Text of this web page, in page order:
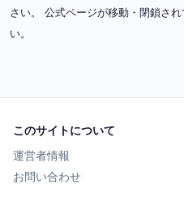
さい。 公式ページが移動・閉鎖さ
い。
このサイトについて
運営者情報
お問い合わせ